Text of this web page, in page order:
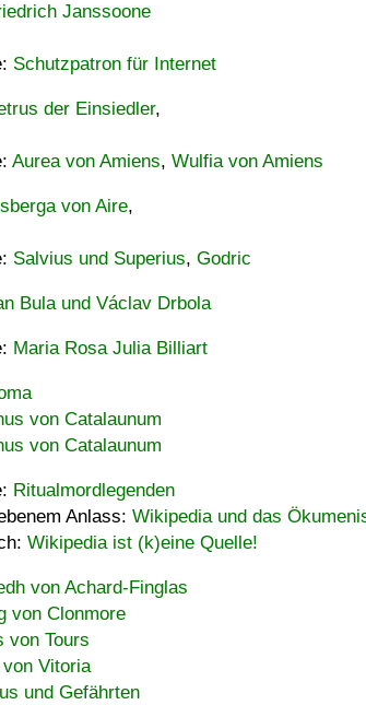
Janssoone
Schutzpatron für Internet
der Einsiedler,
Aurea von Amiens, Wulfia von Amiens
von Aire,
Salvius und Superius, Godric
Bula und Václav Drbola
Maria Rosa Julia Billiart
von Catalaunum
von Catalaunum
Ritualmordlegenden
Anlass: Wikipedia und das
Wikipedia ist (k)eine Quelle!
von Achard-Finglas
von Clonmore
von Tours
Vitoria
und Gefährten